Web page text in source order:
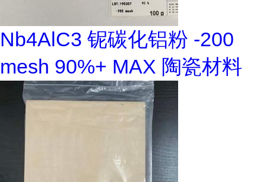
Nb4AlC3 铌碳化铝粉 -200
mesh 90%+ MAX 陶瓷材料